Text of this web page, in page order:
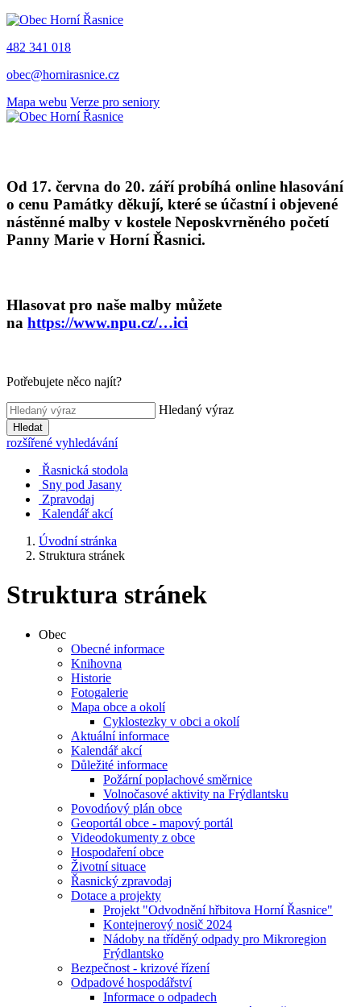
482 341 018
obec@hornirasnice.cz
Mapa webu Verze pro seniory
Od 17. června do 20. září probíhá online hlasování
o cenu Památky děkují, které se účastní i objevené
nástěnné malby v kostele Neposkvrněného početí
Panny Marie v Horní Řasnici.
Hlasovat pro naše malby můžete
na https://www.npu.cz/…ici
Potřebujete něco najít?
Hledaný výraz
Hledat
rozšířené vyhledávání
Řasnická stodola
Sny pod Jasany
Zpravodaj
Kalendář akcí
Úvodní stránka
Struktura stránek
Struktura stránek
Obec
Obecné informace
Knihovna
Historie
Fotogalerie
Mapa obce a okolí
Cyklostezky v obci a okolí
Aktuální informace
Kalendář akcí
Důležité informace
Požární poplachové směrnice
Volnočasové aktivity na Frýdlantsku
Povodńový plán obce
Geoportál obce - mapový portál
Videodokumenty z obce
Hospodaření obce
Životní situace
Řasnický zpravodaj
Dotace a projekty
Projekt "Odvodnění hřbitova Horní Řasnice"
Kontejnerový nosič 2024
Nádoby na tříděný odpady pro Mikroregion
Frýdlantsko
Bezpečnost - krizové řízení
Odpadové hospodářství
Informace o odpadech